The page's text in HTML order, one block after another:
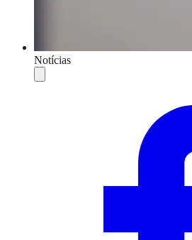
Notícias
Compartilhar